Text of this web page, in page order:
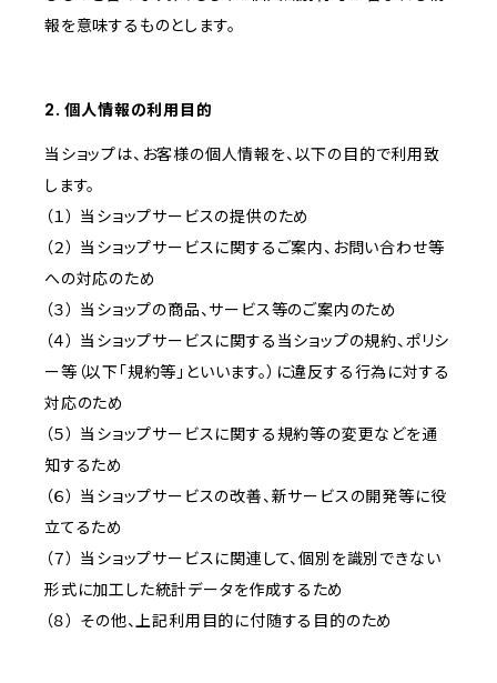
報を意味するものとします。
2. 個人情報の利用目的
当ショップは、お客様の個人情報を、以下の目的で利用致
します。
（１） 当ショップサービスの提供のため
（２） 当ショップサービスに関するご案内、お問い合わせ等
への対応のため
（３） 当ショップの商品、サービス等のご案内のため
（４） 当ショップサービスに関する当ショップの規約、ポリシ
ー等（以下「規約等」といいます。）に違反する行為に対する
対応のため
（５） 当ショップサービスに関する規約等の変更などを通
知するため
（６） 当ショップサービスの改善、新サービスの開発等に役
立てるため
（７） 当ショップサービスに関連して、個別を識別できない
形式に加工した統計データを作成するため
（８） その他、上記利用目的に付随する目的のため